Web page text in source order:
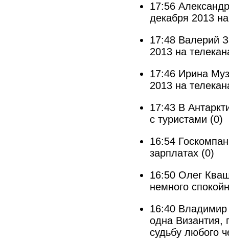
17:56
декабря 2013
17:48 Валерий
2013 на
17:46 Ирина
2013 на
17:43 В
с туристами (0)
16:54
зарплатах (0)
16:50 Олег
немного
16:40 Владимир
одна Византия,
судьбу любого